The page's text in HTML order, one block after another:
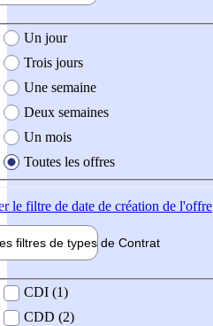
création de l'offre
Un jour
Trois jours
Une semaine
Deux semaines
Un mois
Toutes les offres
le filtre de date de création de l'offre
filtres de types de Contrat
contrat
CDI (1)
CDD (2)